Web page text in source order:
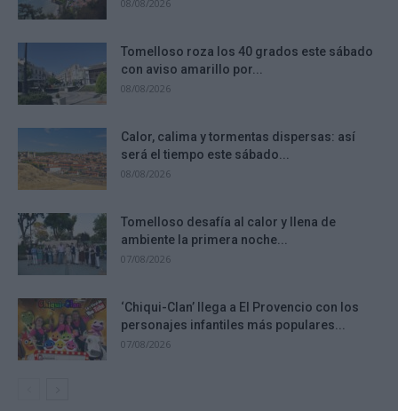
08/08/2026
Tomelloso roza los 40 grados este sábado
con aviso amarillo por...
08/08/2026
Calor, calima y tormentas dispersas: así
será el tiempo este sábado...
08/08/2026
Tomelloso desafía al calor y llena de
ambiente la primera noche...
07/08/2026
‘Chiqui-Clan’ llega a El Provencio con los
personajes infantiles más populares...
07/08/2026